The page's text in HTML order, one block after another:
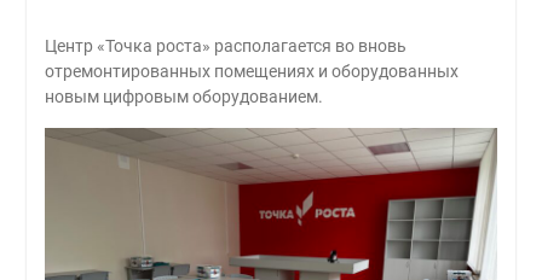
Центр «Точка роста» располагается во вновь
отремонтированных помещениях и оборудованных
новым цифровым оборудованием.